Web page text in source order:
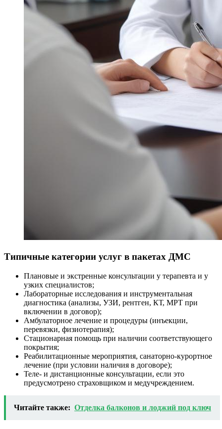
Типичные категории услуг в пакетах ДМС
Плановые и экстренные консультации у терапевта и у
узких специалистов;
Лабораторные исследования и инструментальная
диагностика (анализы, УЗИ, рентген, КТ, МРТ при
включении в договор);
Амбулаторное лечение и процедуры (инъекции,
перевязки, физиотерапия);
Стационарная помощь при наличии соответствующего
покрытия;
Реабилитационные мероприятия, санаторно-курортное
лечение (при условии наличия в договоре);
Теле- и дистанционные консультации, если это
предусмотрено страховщиком и медучреждением.
Читайте также: Отделка балконов и лоджий под ключ